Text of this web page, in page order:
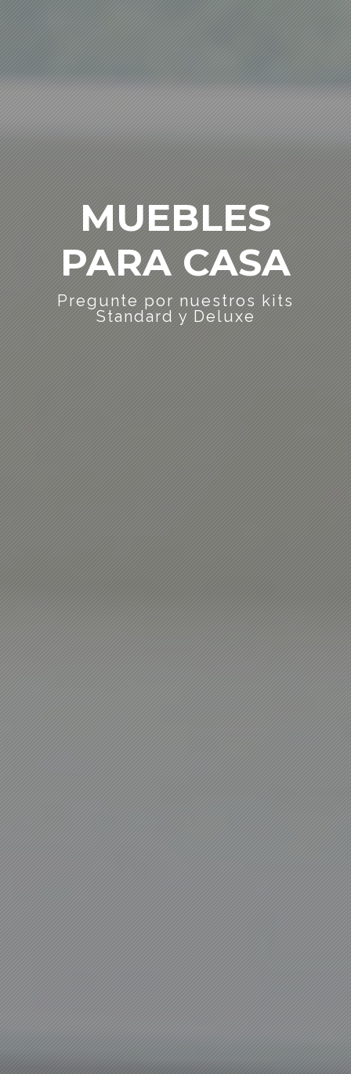
MUEBLES
PARA CASA
Pregunte por nuestros kits
Standard y Deluxe